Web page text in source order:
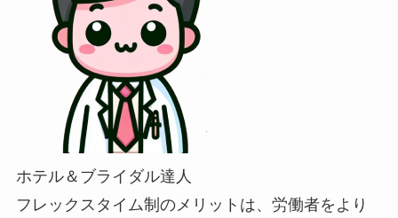
ホテル＆ブライダル達人
フレックスタイム制のメリットは、労働者をより